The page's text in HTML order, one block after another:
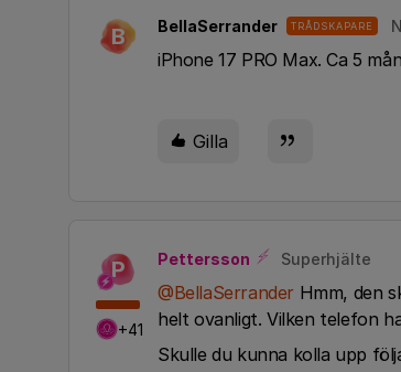
B BellaSerrander TRÅDSKAPARE
iPhone 17 PRO Max. Ca 5
Gilla
P
+41
Pettersson Superhjälte
@BellaSerrander Hmm, den
helt ovanligt. Vilken telefon
Skulle du kunna kolla upp